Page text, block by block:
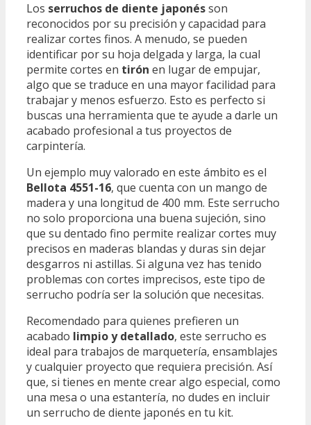
Los serruchos de diente japonésson
reconocidos por su precisión y capacidad para
realizar cortes finos. A menudo, se pueden
identificar por su hoja delgada y larga, la cual
permite cortes en tirón en lugar de empujar,
algo que se traduce en una mayor facilidad para
trabajar y menos esfuerzo. Esto es perfecto si
buscas una herramienta que te ayude a darle un
acabado profesional a tus proyectos de
carpintería.
Un ejemplo muy valorado en este ámbito es el
Bellota 4551-16, que cuenta con un mango de
madera y una longitud de 400 mm. Este serrucho
no solo proporciona una buena sujeción, sino
que su dentado fino permite realizar cortes muy
precisos en maderas blandas y duras sin dejar
desgarros ni astillas. Si alguna vez has tenido
problemas con cortes imprecisos, este tipo de
serrucho podría ser la solución que necesitas.
Recomendado para quienes prefieren un
acabado limpio y detallado, este serrucho es
ideal para trabajos de marquetería, ensamblajes
y cualquier proyecto que requiera precisión. Así
que, si tienes en mente crear algo especial, como
una mesa o una estantería, no dudes en incluir
un serrucho de diente japonés en tu kit.